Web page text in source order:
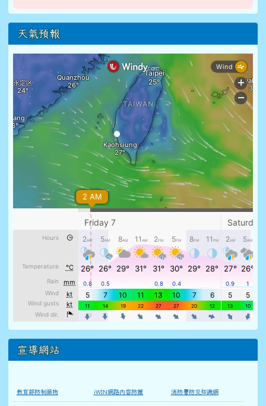
天氣預報
宣導網站
教育部防制藥物 iWIN網路內容防護 消防署防災知識網